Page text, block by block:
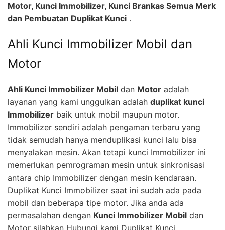
Motor, Kunci Immobilizer, Kunci Brankas Semua Merk
dan Pembuatan Duplikat Kunci .
Ahli Kunci Immobilizer Mobil dan
Motor
Ahli Kunci Immobilizer Mobil dan Motor adalah
layanan yang kami unggulkan adalah duplikat kunci
Immobilizer baik untuk mobil maupun motor.
Immobilizer sendiri adalah pengaman terbaru yang
tidak semudah hanya menduplikasi kunci lalu bisa
menyalakan mesin. Akan tetapi kunci Immobilizer ini
memerlukan pemrograman mesin untuk sinkronisasi
antara chip Immobilizer dengan mesin kendaraan.
Duplikat Kunci Immobilizer saat ini sudah ada pada
mobil dan beberapa tipe motor. Jika anda ada
permasalahan dengan Kunci Immobilizer Mobil dan